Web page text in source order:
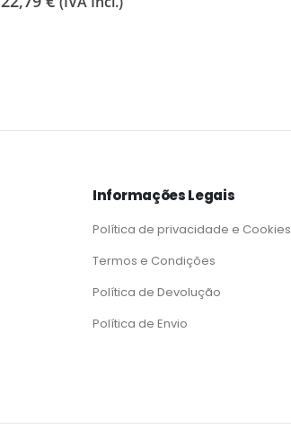
Informações Legais
Política de privacidade e Cookies
Termos e Condições
Política de Devolução
Política de Envio